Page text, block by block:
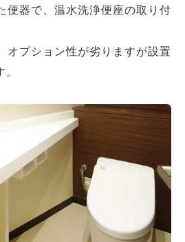
便器で、温水洗浄便座の取り付
オプション性が劣りますが設置